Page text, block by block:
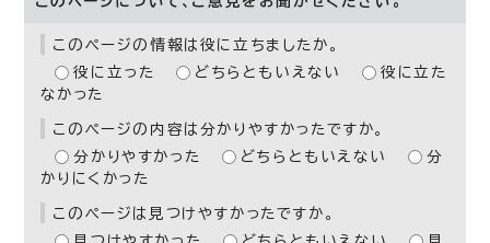
このページの情報は役に立ちましたか。
役に立った
どちらともいえない
役に立た
なかった
このページの内容は分かりやすかったですか。
分かりやすかった
どちらともいえない
分
かりにくかった
このページは見つけやすかったですか。